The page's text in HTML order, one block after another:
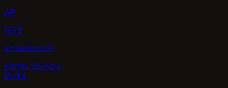
AP
1679
ankarapools
Kamis, 06 Agu
Buka